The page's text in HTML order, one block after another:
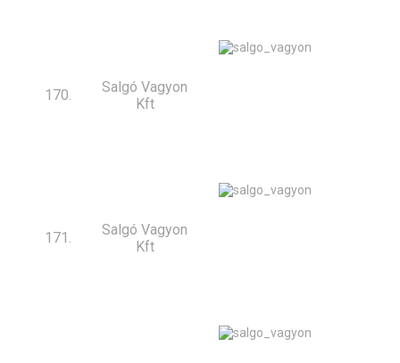
170.
Salgó Vagyon
Kft
171.
Salgó Vagyon
Kft